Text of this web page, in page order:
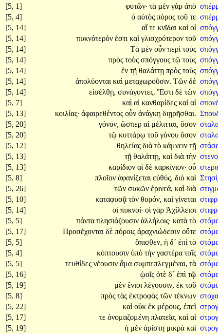
[5, 1]
φυτῶν· τὰ μὲν γὰρ ἀπὸ
[5, 4]
ὁ αὐτὸς πόρος τοῦ τε
[5, 14]
αἵτε κνῖδαι καὶ οἱ
[5, 14]
πυκνότερόν ἐστι καὶ γλισχρότερον τοῦ
[5, 14]
Τὰ μὲν οὖν περὶ τοὺς
[5, 14]
πρὸς τοὺς σπόγγους τῷ τοὺς
[5, 14]
ἐν τῇ θαλάττῃ πρὸς τοὺς
[5, 14]
ἀπολύονται καὶ μεταχωροῦσιν. Τῶν δὲ
[5, 14]
εἰσέλθῃ, συνάγοντες. Ἔστι δὲ τῶν
[5, 7]
καὶ αἱ κανθαρίδες καὶ αἱ
[5, 13]
κοιλίας· ἀφαιρεθέντος οὖν ἀνάγκη διῃρῆσθαι.
[5, 20]
γόνον, ὥσπερ αἱ μέλιτται, ὅσον
[5, 20]
τῷ κυττάρῳ τοῦ γόνου ὅσον
[5, 12]
θηλείας διὰ τὸ κάμνειν τῇ
[5, 13]
τῇ θαλάττῃ, καὶ διὰ τὴν
[5, 13]
καρίδιον αἱ δὲ καρκίνιον· οὗ
[5, 8]
πλοῖον ἀφανίζεται εὐθύς, διὸ καὶ
[5, 26]
τῶν συκῶν ἐρινεά, καὶ διὰ
[5, 10]
καταφυσᾷ τὸν θορόν, καὶ γίνεται
[5, 14]
οἱ πυκνοί· οἱ γὰρ Ἀχίλλειοι
[5, 5]
πάντα πλησιάζουσιν ἀλλήλοις· κατὰ τὸ
[5, 17]
Προσέχονται δὲ πόροις ἀραχνιώδεσιν οὔτε
[5, 5]
ὄπισθεν, ἡ δ´ ἐπὶ τὸ
[5, 4]
κόπτουσιν ὑπὸ τὴν γαστέρα τοῖς
[5, 5]
τευθίδες νέουσιν ἅμα συμπεπλεγμέναι, τὰ
[5, 16]
ᾠοῖς ὁτὲ δ´ ἐπὶ τῷ
[5, 19]
μὲν ἔνιοι λέγουσιν, ἐκ τοῦ
[5, 8]
πρὸς τὰς ἐκτροφὰς τῶν τέκνων
[5, 22]
καὶ οὐκ ἐκ μέρους, ἐπεὶ
[5, 17]
τε ὀνομαζομένη πλατεῖα, καὶ αἱ
[5, 19]
ἡ μὲν ἀρίστη μικρὰ καὶ